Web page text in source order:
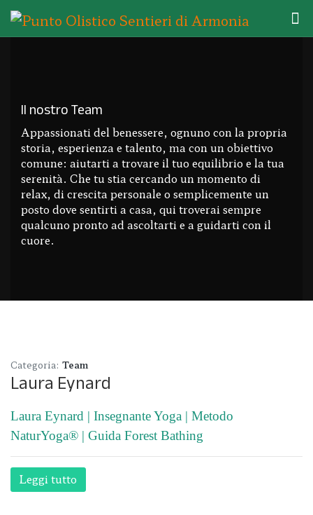
Il nostro Team
Appassionati del benessere, ognuno con la propria
storia, esperienza e talento, ma con un obiettivo
comune: aiutarti a trovare il tuo equilibrio e la tua
serenità. Che tu stia cercando un momento di
relax, di crescita personale o semplicemente un
posto dove sentirti a casa, qui troverai sempre
qualcuno pronto ad ascoltarti e a guidarti con il
cuore.
Categoria: Team
Laura Eynard
Laura Eynard | Insegnante Yoga | Metodo
NaturYoga® | Guida Forest Bathing
Leggi tutto